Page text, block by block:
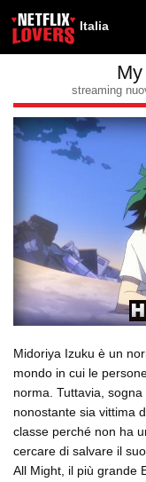
Italia
streaming
Midoriya Izuku è un
mondo in cui le
norma. Tuttavia,
nonostante sia vittima
classe perché non ha
cercare di salvare il
All Might, il più grande